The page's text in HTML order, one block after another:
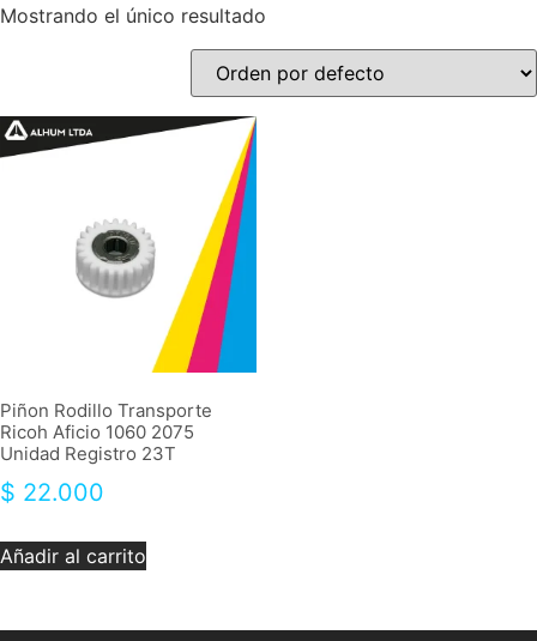
Mostrando el único resultado
Piñon Rodillo Transporte
Ricoh Aficio 1060 2075
Unidad Registro 23T
$ 22.000
Añadir al carrito